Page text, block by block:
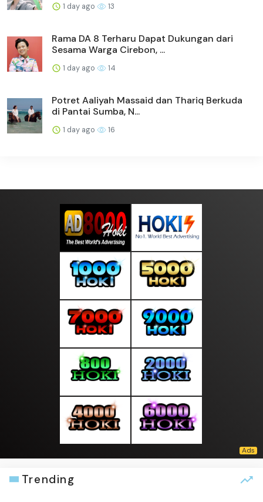
1 day ago 13
Rama DA 8 Terharu Dapat Dukungan dari
Sesama Warga Cirebon, ...
1 day ago 14
Potret Aaliyah Massaid dan Thariq Berkuda
di Pantai Sumba, N...
1 day ago 16
Trending